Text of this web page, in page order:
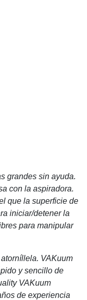
grandes sin ayuda.
con la aspiradora.
que la superficie de
iniciar/detener la
para manipular
VAKuum
y sencillo de
VAKuum
de experiencia